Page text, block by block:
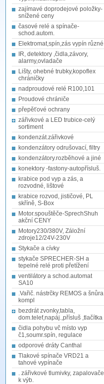
zajímavé doprodejové položky-
snížené ceny
časové relé a spínače-
schod.autom.
Elektromat,spín,zás vypín různé
IR, detektory ,čidla,závory,
alarmy,ovladače
Lišty, ohebné trubky,kopoflex
chráničky
nadproudové relé R100,101
Proudové chrániče
přepěťové ochrany
zářivkové a LED trubice-celý
sortiment
kondenzát.zářivkové
kondenzátory odrušovací, filtry
kondenzátory.rozběhové a jiné
konektory -fastony-autopřísluš.
krabice pod vyp a zás, a
rozvodné, lištové
krabice rozvod, jističové, PL
skříně, S-Box
Motor.spouštěče-SprechShuh
akční CENY
Motory230/380V, Záložní
zdroje12/24V-230V
Stykače a cívky
stykače SPRECHER-SH a
tepelné relé proti přetížení
ventilátory a schod.automat
SA10
.Vařič. nástrčky REMOS a šnůra
kompl
bezdrát zvonky,tabla,
dom.telef,napáj.,přísluš ,tlačítka
čidla pohybu vč místo vyp
č1,soumr.spín, regulace
odporové dráty Canthal
Tlakové spínače VRD21 a
tahové vypínače
. zářivkové tlumivky, zapalovače
k výb.